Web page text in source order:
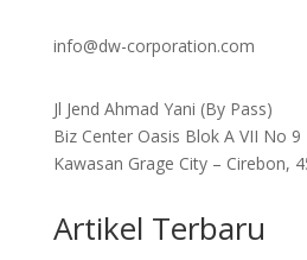
info@dw-corporation.com
Jl Jend Ahmad Yani (By Pass)
Biz Center Oasis Blok A VII No 9
Kawasan Grage City – Cirebon,
Artikel Terbaru